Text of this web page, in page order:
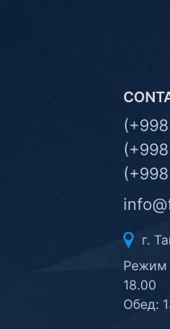
г.
Режим
18.00
Обед: